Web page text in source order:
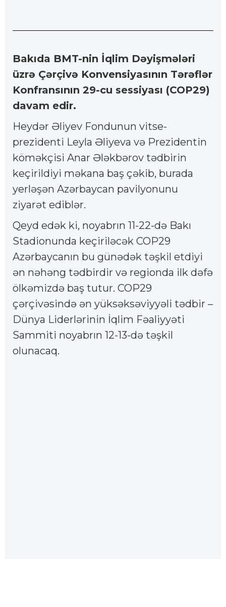
Bakıda BMT-nin İqlim Dəyişmələri
üzrə Çərçivə Konvensiyasının Tərəflər
Konfransının 29-cu sessiyası (COP29)
davam edir.
Heydər Əliyev Fondunun vitse-
prezidenti Leyla Əliyeva və Prezidentin
köməkçisi Anar Ələkbərov tədbirin
keçirildiyi məkana baş çəkib, burada
yerləşən Azərbaycan pavilyonunu
ziyarət ediblər.
Qeyd edək ki, noyabrın 11-22-də Bakı
Stadionunda keçiriləcək COP29
Azərbaycanın bu günədək təşkil etdiyi
ən nəhəng tədbirdir və regionda ilk dəfə
ölkəmizdə baş tutur. COP29
çərçivəsində ən yüksəksəviyyəli tədbir –
Dünya Liderlərinin İqlim Fəaliyyəti
Sammiti noyabrın 12-13-də təşkil
olunacaq.